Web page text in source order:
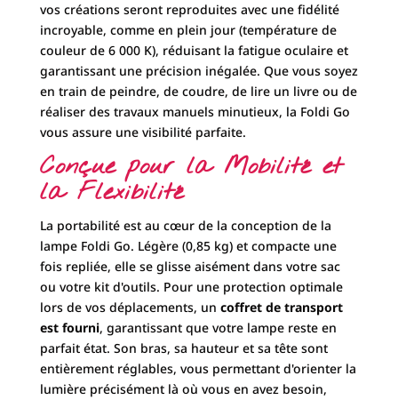
vos créations seront reproduites avec une fidélité
incroyable, comme en plein jour (température de
couleur de 6 000 K), réduisant la fatigue oculaire et
garantissant une précision inégalée. Que vous soyez
en train de peindre, de coudre, de lire un livre ou de
réaliser des travaux manuels minutieux, la Foldi Go
vous assure une visibilité parfaite.
Conçue pour la Mobilité et
la Flexibilité
La portabilité est au cœur de la conception de la
lampe Foldi Go. Légère (0,85 kg) et compacte une
fois repliée, elle se glisse aisément dans votre sac
ou votre kit d'outils. Pour une protection optimale
lors de vos déplacements, un coffret de transport
est fourni, garantissant que votre lampe reste en
parfait état. Son bras, sa hauteur et sa tête sont
entièrement réglables, vous permettant d'orienter la
lumière précisément là où vous en avez besoin,